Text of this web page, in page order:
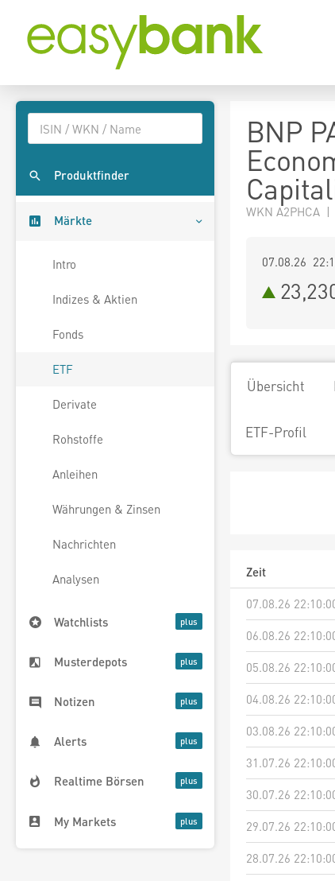
Produktfinder
Märkte
Intro
Indizes & Aktien
Fonds
ETF
Derivate
Rohstoffe
Anleihen
Währungen & Zinsen
Nachrichten
Analysen
Watchlists
Musterdepots
Notizen
Alerts
Realtime Börsen
My Markets
BNP
WKN A2PHCA
07.08.26
Übersicht
ETF-Profil
Zeit
07.08.26
06.08.26
05.08.26
04.08.26
03.08.26
31.07.26
30.07.26
29.07.26
28.07.26